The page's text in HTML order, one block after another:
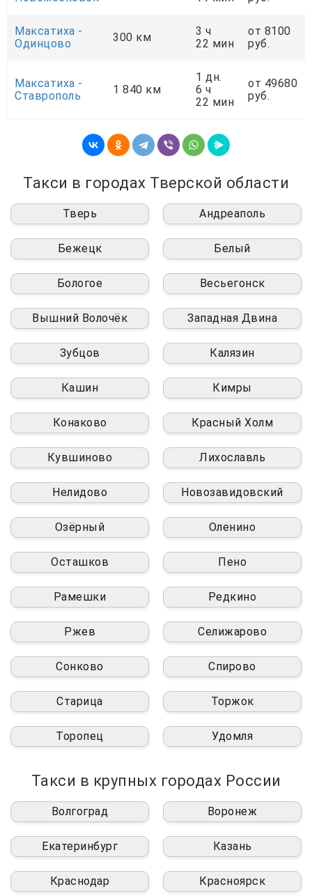
Максатиха -
Одинцово
300 км
3 ч
22 мин
от 8100
руб.
Максатиха -
Ставрополь
1 840 км
1 дн.
6 ч
22 мин
от 49680
руб.
Такси в городах Тверской области
Тверь Андреаполь
Бежецк Белый
Бологое Весьегонск
Вышний Волочёк Западная Двина
Зубцов Калязин
Кашин Кимры
Конаково Красный Холм
Кувшиново Лихославль
Нелидово Новозавидовский
Озёрный Оленино
Осташков Пено
Рамешки Редкино
Ржев Селижарово
Сонково Спирово
Старица Торжок
Торопец Удомля
Такси в крупных городах России
Волгоград Воронеж
Екатеринбург Казань
Краснодар Красноярск